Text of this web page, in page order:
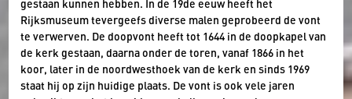
gestaan kunnen hebben. In de 19de eeuw heeft het
Rijksmuseum tevergeefs diverse malen geprobeerd de vont
te verwerven. De doopvont heeft tot 1644 in de doopkapel van
de kerk gestaan, daarna onder de toren, vanaf 1866 in het
koor, later in de noordwesthoek van de kerk en sinds 1969
staat hij op zijn huidige plaats. De vont is ook vele jaren